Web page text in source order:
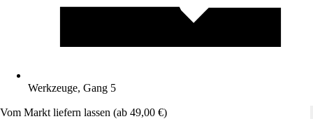
Werkzeuge, Gang 5
Vom Markt liefern lassen (ab 49,00 €)